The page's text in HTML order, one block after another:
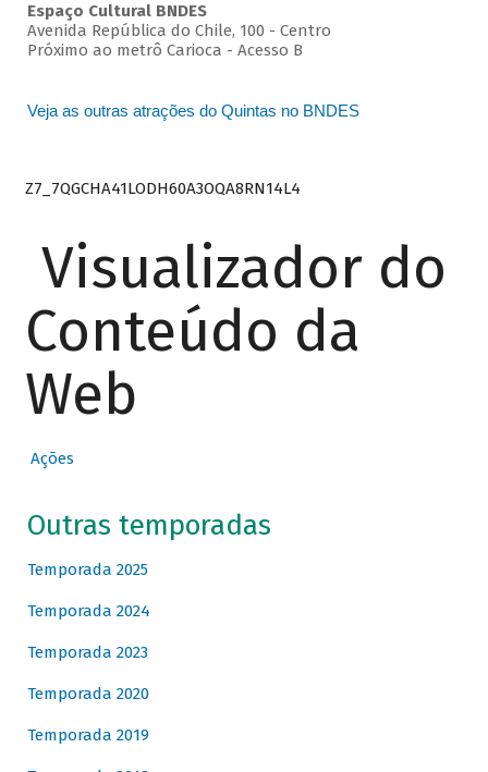
Espaço Cultural BNDES
Avenida República do Chile, 100 - Centro
Próximo ao metrô Carioca - Acesso B
Veja as outras atrações do Quintas no BNDES
Z7_7QGCHA41LODH60A3OQA8RN14L4
Visualizador do
Conteúdo da
Web
Ações
Outras temporadas
Temporada 2025
Temporada 2024
Temporada 2023
Temporada 2020
Temporada 2019